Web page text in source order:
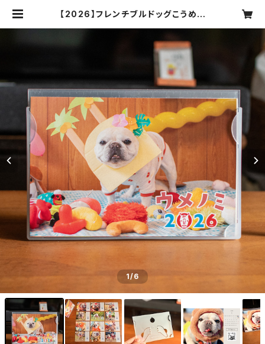
【2026】フレンチブルドッグこうめさ
26 | うめのみ商店
1/6